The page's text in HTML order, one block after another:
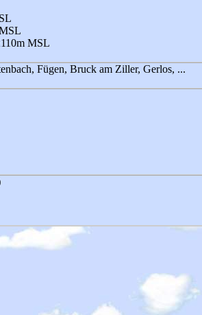
MSL
Fügen, Bruck am Ziller, Gerlos, ...